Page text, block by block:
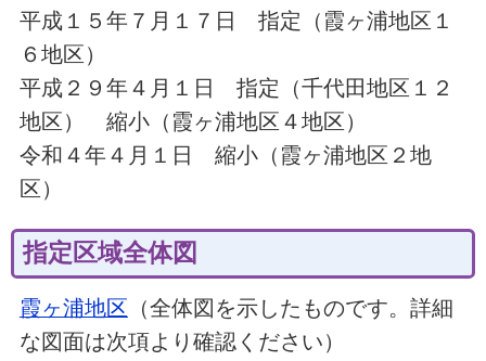
平成１５年７月１７日 指定（霞ヶ浦地区１
６地区）
平成２９年４月１日 指定（千代田地区１２
地区） 縮小（霞ヶ浦地区４地区）
令和４年４月１日 縮小（霞ヶ浦地区２地
区）
指定区域全体図
霞ヶ浦地区 （全体図を示したものです。詳細
な図面は次項より確認ください）